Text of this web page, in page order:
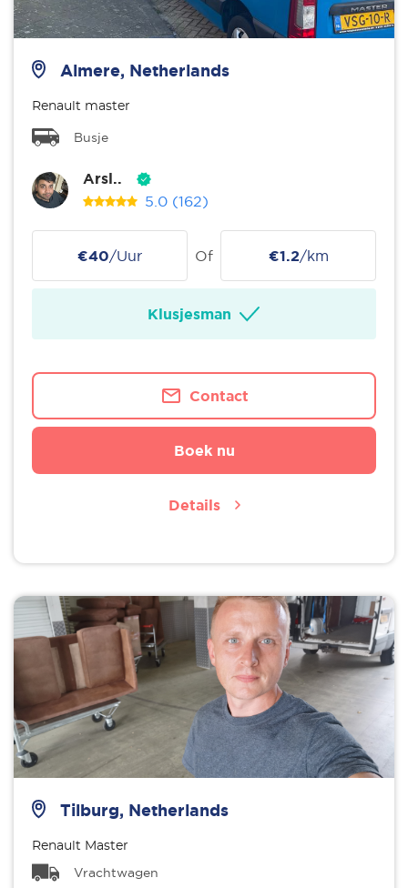
Almere, Netherlands
Renault master
Busje
Arsl..
5.0 (162)
€40/Uur Of €1.2/km
Klusjesman
Contact
Boek nu
Details
Tilburg, Netherlands
Renault Master
Vrachtwagen